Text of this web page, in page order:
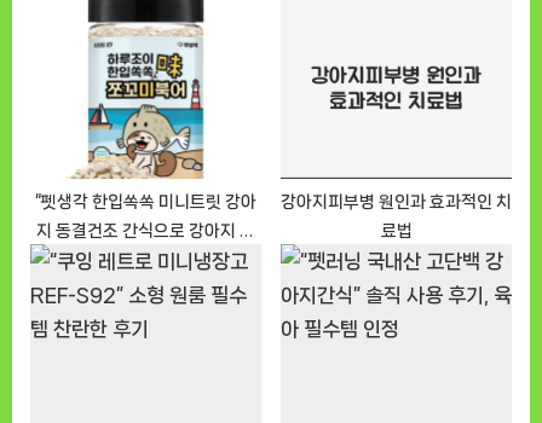
“펫생각 한입쏙쏙 미니트릿 강아
지 동결건조 간식으로 강아지 간
식 걱정 끝내기”
강아지피부병 원인과 효과적인 치
료법